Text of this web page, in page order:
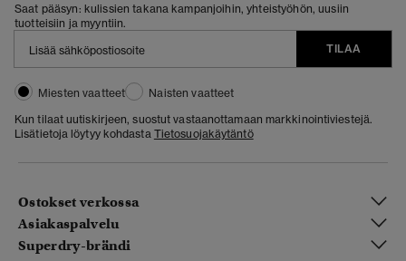
Saat pääsyn: kulissien takana kampanjoihin, yhteistyöhön, uusiin
tuotteisiin ja myyntiin.
TILAA
Miesten vaatteet
Naisten vaatteet
Kun tilaat uutiskirjeen, suostut vastaanottamaan markkinointiviestejä.
Lisätietoja löytyy kohdasta Tietosuojakäytäntö
Ostokset verkossa
Asiakaspalvelu
Superdry-brändi